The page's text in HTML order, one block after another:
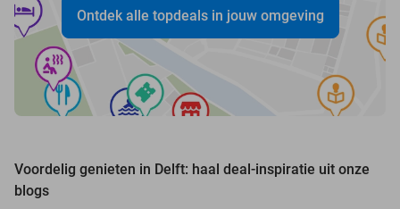
Ontdek alle topdeals in jouw omgeving
Voordelig genieten in Delft: haal deal-inspiratie uit onze
blogs